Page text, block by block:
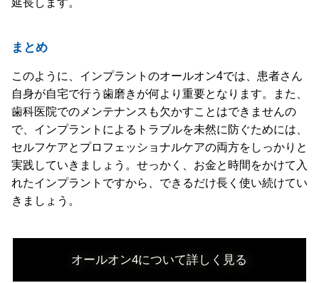
延長します。
まとめ
このように、インプラントのオールオン4では、患者さん
自身が自宅で行う歯磨きが何より重要となります。また、
歯科医院でのメンテナンスも欠かすことはできませんの
で、インプラントによるトラブルを未然に防ぐためには、
セルフケアとプロフェッショナルケアの両方をしっかりと
実践していきましょう。せっかく、お金と時間をかけて入
れたインプラントですから、できるだけ長く使い続けてい
きましょう。
オールオン4について詳しく見る